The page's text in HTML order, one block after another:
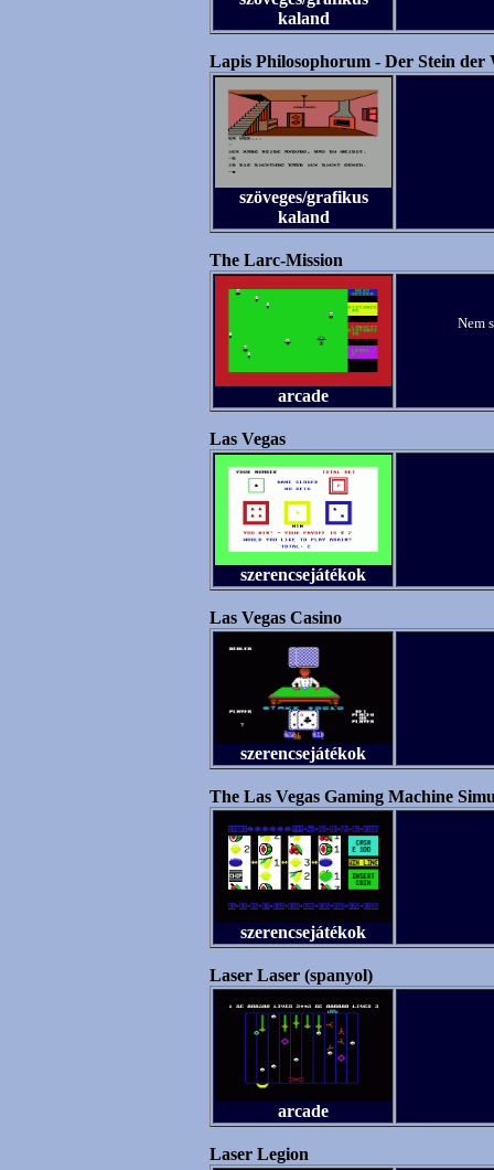
kaland
Lapis Philosophorum - Der Stein der
szöveges/grafikus
kaland
The Larc-Mission
arcade
Nem
Las Vegas
szerencsejátékok
Las Vegas Casino
szerencsejátékok
The Las Vegas Gaming Machine
szerencsejátékok
Laser Laser (spanyol)
arcade
Laser Legion